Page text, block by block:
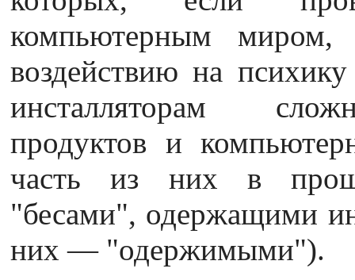
компьютерным
воздействию на
инсталляторам
продуктов и
часть из них в
"бесами", одержащими
них — "одержимыми").